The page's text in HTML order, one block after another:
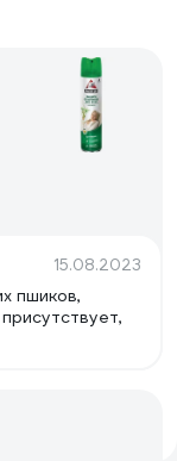
15.08.2023
пшиков,